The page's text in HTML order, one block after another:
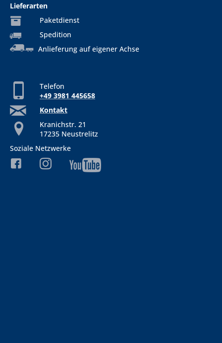
Lieferarten
Paketdienst
Spedition
Anlieferung auf eigener Achse
Telefon
+49 3981 445658
Kontakt
Kranichstr. 21
17235 Neustrelitz
Soziale Netzwerke